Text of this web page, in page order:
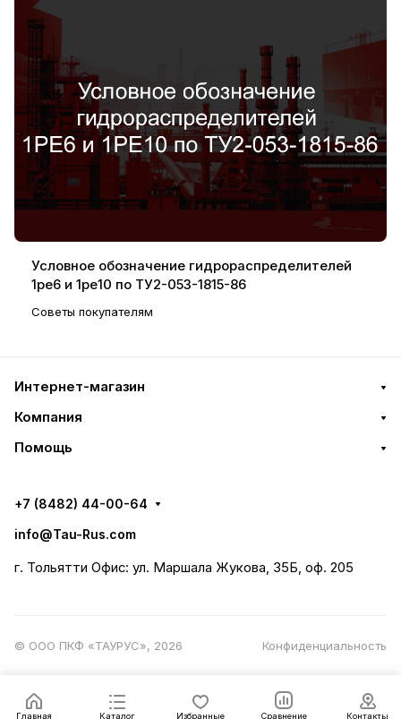
Условное обозначение гидрораспределителей
1ре6 и 1ре10 по ТУ2-053-1815-86
Советы покупателям
Главная Каталог Избранные Сравнение Контакты
Интернет-магазин
Компания
Помощь
+7 (8482) 44-00-64
info@Tau-Rus.com
г. Тольятти Офис: ул. Маршала Жукова, 35Б, оф. 205
© ООО ПКФ «ТАУРУС», 2026 Конфиденциальность